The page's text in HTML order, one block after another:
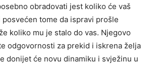
obradovati jest koliko će vaš
tome da ispravi prošle
koliko mu je stalo do vas. Njegovo
odgovornosti za prekid i iskrena želja
donijet će novu dinamiku i svježinu u